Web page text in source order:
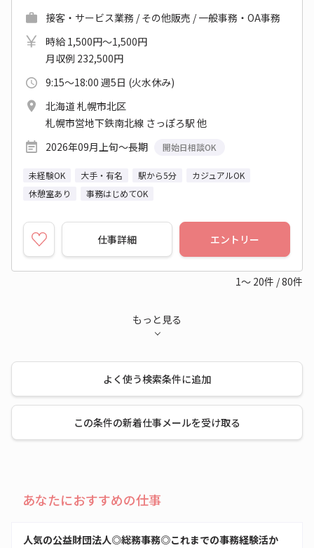
接客・サービス業務 / その他販売 / 一般事務・OA事務
時給 1,500円～1,500円
月収例 232,500円
9:15～18:00 週5日 (火水休み)
北海道 札幌市北区
札幌市営地下鉄南北線 さっぽろ駅 他
2026年09月上旬～長期
開始日相談OK
未経験OK 大手・有名 駅から5分
カジュアルOK
休憩室あり
事務はじめてOK
仕事詳細 エントリー
1～ 20件 /80件
もっと見る
よく使う検索条件に追加
この条件の新着仕事メールを受け取る
あなたにおすすめの仕事
人気の公益財団法人◎総務事務◎これまでの事務経験活か